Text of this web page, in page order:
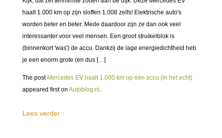
haalt 1.000 km op zijn sloffen 1.008 zelfs! Elektrische auto's
worden beter en beter. Mede daardoor zijn ze dan ook veel
interessanter voor veel mensen. Een groot struikelblok is
(binnenkort 'was') de accu. Dankzij de lage energiedichtheid heb
je een enorm grote (en dus […]
The post Mercedes EV haalt 1.000 km op één accu (in het echt)
appeared first on Autoblog.nl .
Lees verder